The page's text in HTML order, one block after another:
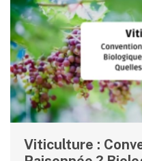
Viticulture :